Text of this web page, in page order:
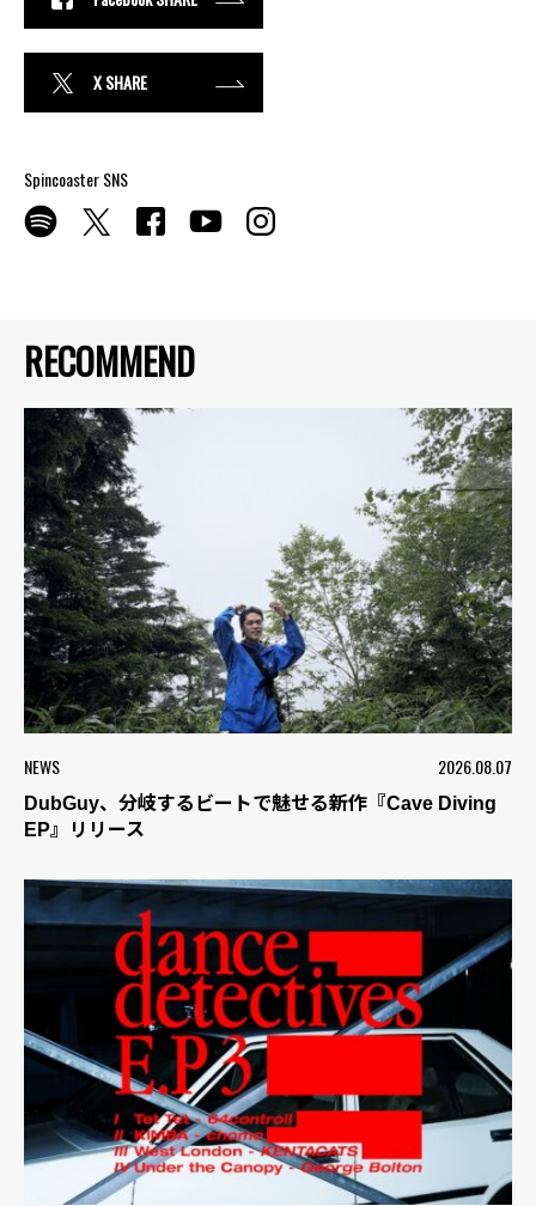
RECOMMEND
NEWS 2026.08.07
DubGuy、分岐するビートで魅せる新作『Cave Diving
EP』リリース
X SHARE
Spincoaster SNS